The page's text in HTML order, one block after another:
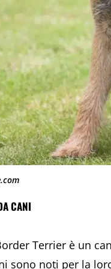
CANI
Terrier è un
sono noti per la